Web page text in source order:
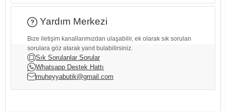
Yardım Merkezi
Bize iletişim kanallarımızdan ulaşabilir, ek olarak sık sorulan
sorulara göz atarak yanıt bulabilirsiniz.
Sık Sorulanlar Sorular
Whatsapp Destek Hattı
muheyyabutik@gmail.com